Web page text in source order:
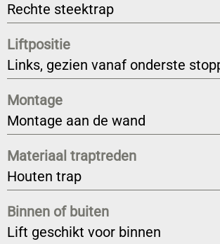
Rechte steektrap
Liftpositie
Links, gezien vanaf onderste
Montage
Montage aan de wand
Materiaal traptreden
Houten trap
Binnen of buiten
Lift geschikt voor binnen